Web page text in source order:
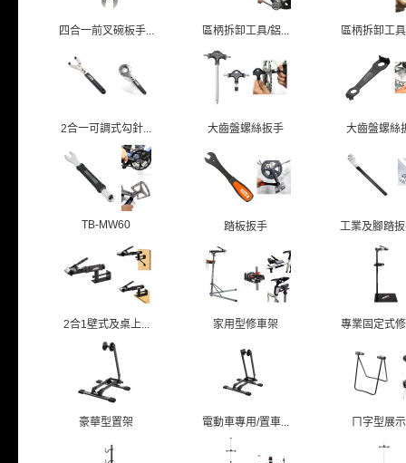
四合一前叉碗板手... 區柄拆卸工具/鋁... 區柄拆卸工
2合一可調式勾針... 大齒盤螺絲扳手 大齒盤螺絲
TB-MW60 踏板扳手 工業及腳踏
2合1壁式及桌上... 家用型修車架 專業固定式
豪華型置架 電動車專用/置車... ㄇ字型展